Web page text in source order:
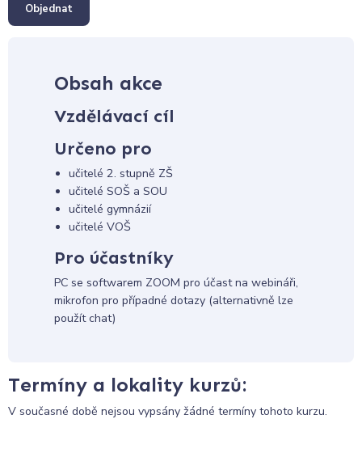
Objednat
Obsah akce
Vzdělávací cíl
Určeno pro
učitelé 2. stupně ZŠ
učitelé SOŠ a SOU
učitelé gymnázií
učitelé VOŠ
Pro účastníky
PC se softwarem ZOOM pro účast na webináři,
mikrofon pro případné dotazy (alternativně lze
použít chat)
Termíny a lokality kurzů:
V současné době nejsou vypsány žádné termíny tohoto kurzu.